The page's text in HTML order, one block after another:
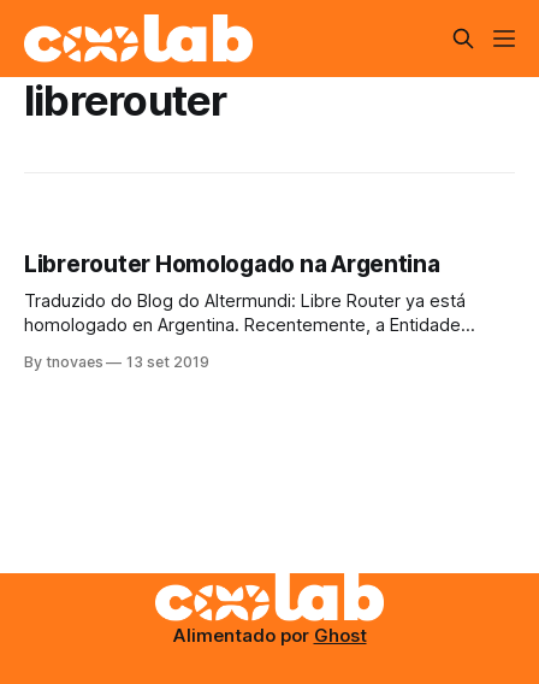
librerouter
Librerouter Homologado na Argentina
Traduzido do Blog do Altermundi: Libre Router ya está
homologado en Argentina. Recentemente, a Entidade
outorgou a certificação da homologação do Librerouter.
By tnovaes 13 set 2019
Alimentado por Ghost